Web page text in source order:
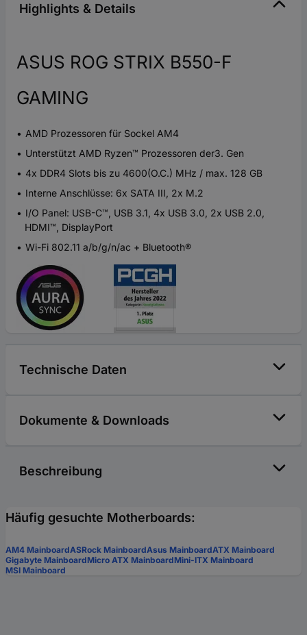
Highlights & Details
ASUS ROG STRIX B550-F
GAMING
AMD Prozessoren für Sockel AM4
Unterstützt AMD Ryzen™ Prozessoren der3. Gen
4x DDR4 Slots bis zu 4600(O.C.) MHz / max. 128 GB
Interne Anschlüsse: 6x SATA III, 2x M.2
I/O Panel: USB-C™, USB 3.1, 4x USB 3.0, 2x USB 2.0,
HDMI™, DisplayPort
Wi-Fi 802.11 a/b/g/n/ac + Bluetooth®
Technische Daten
Dokumente & Downloads
Beschreibung
Häufig gesuchte Motherboards:
AM4 MainboardASRock MainboardAsus MainboardATX Mainboard
Gigabyte MainboardMicro ATX MainboardMini-ITX Mainboard
MSI Mainboard